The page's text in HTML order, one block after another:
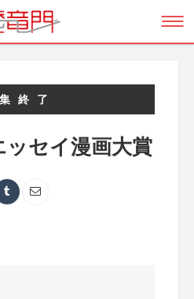
終了
セイ漫画大賞